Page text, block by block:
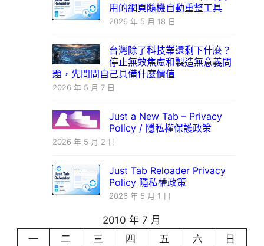
用的網頁隨機自動重整工具
2026 年 5 月 18 日
台灣除了科技業還剩下什麼？
停止無效焦慮和製造無意義問
題，先問問自己具備什麼價值
2026 年 5 月 7 日
Just a New Tab – Privacy
Policy / 隱私權保護政策
2026 年 5 月 2 日
Just Tab Reloader Privacy
Policy 隱私權政策
2026 年 5 月 1 日
2010 年 7 月
一
二 三 四 五 六
日